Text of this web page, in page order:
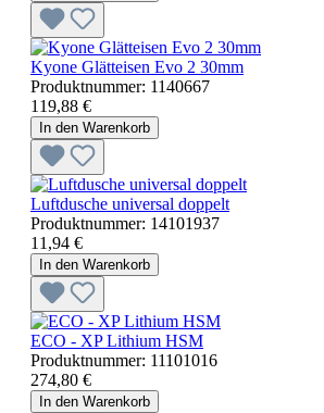
Kyone Glätteisen Evo 2 30mm
Produktnummer: 1140667
119,88 €
In den Warenkorb
Luftdusche universal doppelt
Produktnummer: 14101937
11,94 €
In den Warenkorb
ECO - XP Lithium HSM
Produktnummer: 11101016
274,80 €
In den Warenkorb